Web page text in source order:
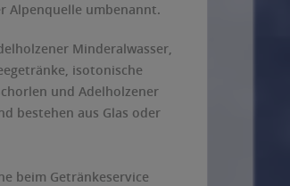
Alpenquelle umbenannt.
Minderalwasser,
isotonische
und Adelholzener
bestehen aus Glas oder
beim Getränkeservice